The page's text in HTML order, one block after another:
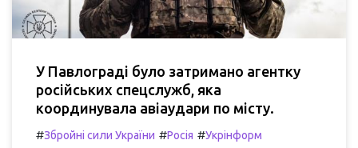
У Павлограді було затримано агентку
російських спецслужб, яка
координувала авіаудари по місту.
#Збройні сили України #Росія #Укрінформ